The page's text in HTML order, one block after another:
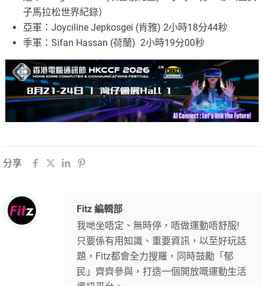
子馬拉松世界紀錄）
亞軍：Joyciline Jepkosgei (肯雅) 2小時18分44秒
季軍：Sifan Hassan (荷蘭) 2小時19分00秒
分享
Fitz 編輯部
我哋坐唔定、無時停，唔做運動唔舒服!
只要係有用知識、重要資訊，以至好玩話
題，Fitz都會全力搜羅，同時鼓勵「郁
民」齊齊參與，打造一個開放嘅運動生活